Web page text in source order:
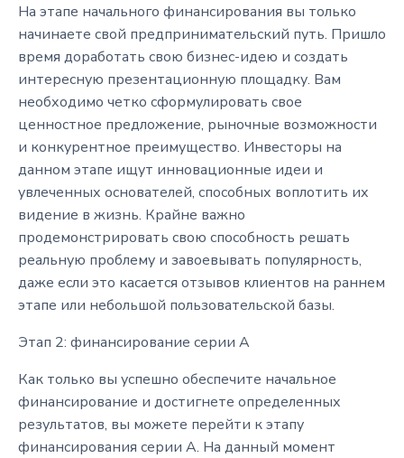
На этапе начального финансирования вы только
начинаете свой предпринимательский путь. Пришло
время доработать свою бизнес-идею и создать
интересную презентационную площадку. Вам
необходимо четко сформулировать свое
ценностное предложение, рыночные возможности
и конкурентное преимущество. Инвесторы на
данном этапе ищут инновационные идеи и
увлеченных основателей, способных воплотить их
видение в жизнь. Крайне важно
продемонстрировать свою способность решать
реальную проблему и завоевывать популярность,
даже если это касается отзывов клиентов на раннем
этапе или небольшой пользовательской базы.
Этап 2: финансирование серии A
Как только вы успешно обеспечите начальное
финансирование и достигнете определенных
результатов, вы можете перейти к этапу
финансирования серии А. На данный момент